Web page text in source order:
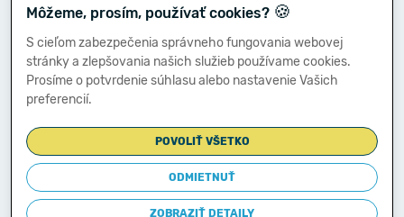
S.
Prevod podielov na
výsledku
hospodárenia
60
****
Výsledok
hospodárenia za
účtovné obdobie po
zdanení (+/-) (r. 56
61 -3 347 046
Môžeme, prosím, používať cookies? 🍪
S cieľom zabezpečenia správneho fungovania webovej
stránky a zlepšovania našich služieb používame cookies.
Prosíme o potvrdenie súhlasu alebo nastavenie Vašich
preferencií.
POVOLIŤ VŠETKO
ODMIETNUŤ
ZOBRAZIŤ DETAILY